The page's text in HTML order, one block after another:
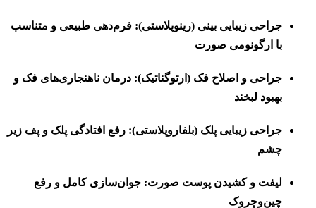
جراحی زیبایی بینی (رینوپلاستی):فرم‌دهی طبیعی و متناسب
با ارگونومی صورت
جراحی و اصلاح فک (ارتوگناتیک):درمان ناهنجاری‌های فک و
بهبود لبخند
جراحی زیبایی پلک (بلفاروپلاستی):رفع افتادگی پلک و پف زیر
چشم
لیفت و کشیدن پوست صورت:جوان‌سازی کامل و رفع
چین‌وچروک